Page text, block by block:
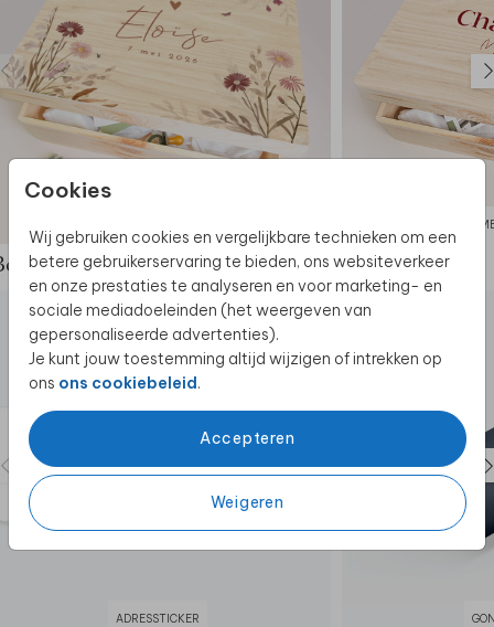
Cookies
Wij gebruiken cookies en vergelijkbare technieken om een
betere gebruikerservaring te bieden, ons websiteverkeer
en onze prestaties te analyseren en voor marketing- en
sociale mediadoeleinden (het weergeven van
gepersonaliseerde advertenties).
Je kunt jouw toestemming altijd wijzigen of intrekken op
ons ons cookiebeleid.
Accepteren
Weigeren
de complete set
ADRESSTICKER